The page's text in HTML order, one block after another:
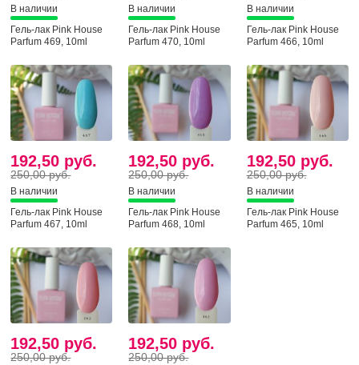
В наличии
Гель-лак Pink House
Parfum 469, 10ml
В наличии
Гель-лак Pink House
Parfum 470, 10ml
В наличии
Гель-лак Pink House
Parfum 466, 10ml
192,50 руб.
250,00 руб.
В наличии
Гель-лак Pink House
Parfum 467, 10ml
192,50 руб.
250,00 руб.
В наличии
Гель-лак Pink House
Parfum 468, 10ml
192,50 руб.
250,00 руб.
В наличии
Гель-лак Pink House
Parfum 465, 10ml
192,50 руб.
250,00 руб.
192,50 руб.
250,00 руб.